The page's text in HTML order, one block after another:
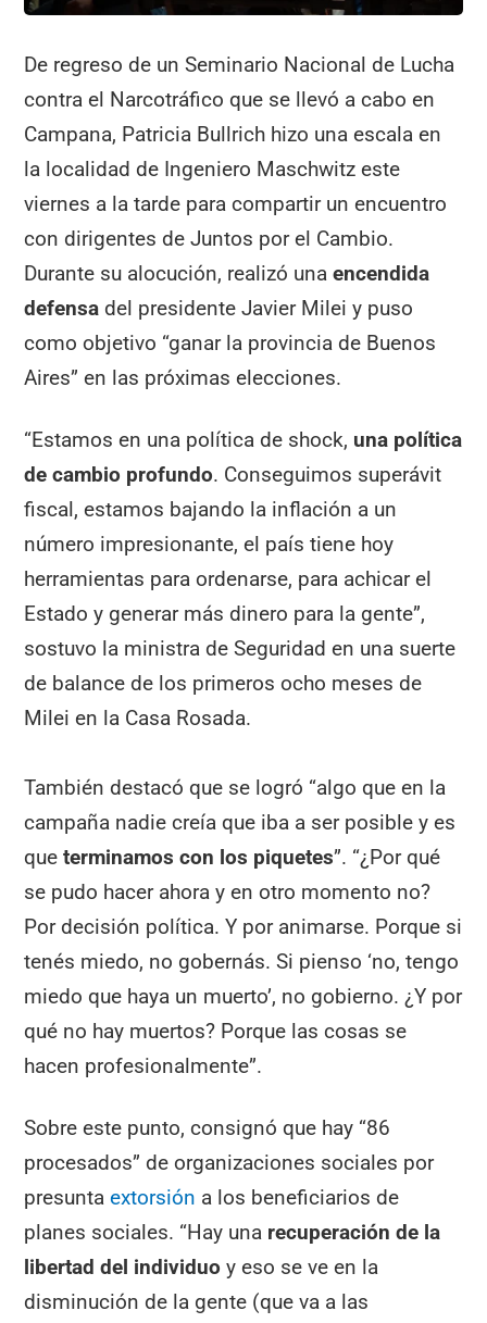
De regreso de un Seminario Nacional de Lucha
contra el Narcotráfico que se llevó a cabo en
Campana, Patricia Bullrich hizo una escala en
la localidad de Ingeniero Maschwitz este
viernes a la tarde para compartir un encuentro
con dirigentes de Juntos por el Cambio.
Durante su alocución, realizó unaencendida
defensa del presidente Javier Milei y puso
como objetivo “ganar la provincia de Buenos
Aires” en las próximas elecciones.
“Estamos en una política de shock, una política
de cambio profundo. Conseguimos superávit
fiscal, estamos bajando la inflación a un
número impresionante, el país tiene hoy
herramientas para ordenarse, para achicar el
Estado y generar más dinero para la gente”,
sostuvo la ministra de Seguridad en una suerte
de balance de los primeros ocho meses de
Milei en la Casa Rosada.
También destacó que se logró “algo que en la
campaña nadie creía que iba a ser posible y es
queterminamos con los piquetes”. “¿Por qué
se pudo hacer ahora y en otro momento no?
Por decisión política. Y por animarse. Porque si
tenés miedo, no gobernás. Si pienso ‘no, tengo
miedo que haya un muerto’, no gobierno. ¿Y por
qué no hay muertos? Porque las cosas se
hacen profesionalmente”.
Sobre este punto, consignó que hay “86
procesados” de organizaciones sociales por
presuntaextorsión a los beneficiarios de
planes sociales. “Hay una recuperación de la
libertad del individuoy eso se ve en la
disminución de la gente (que va a las